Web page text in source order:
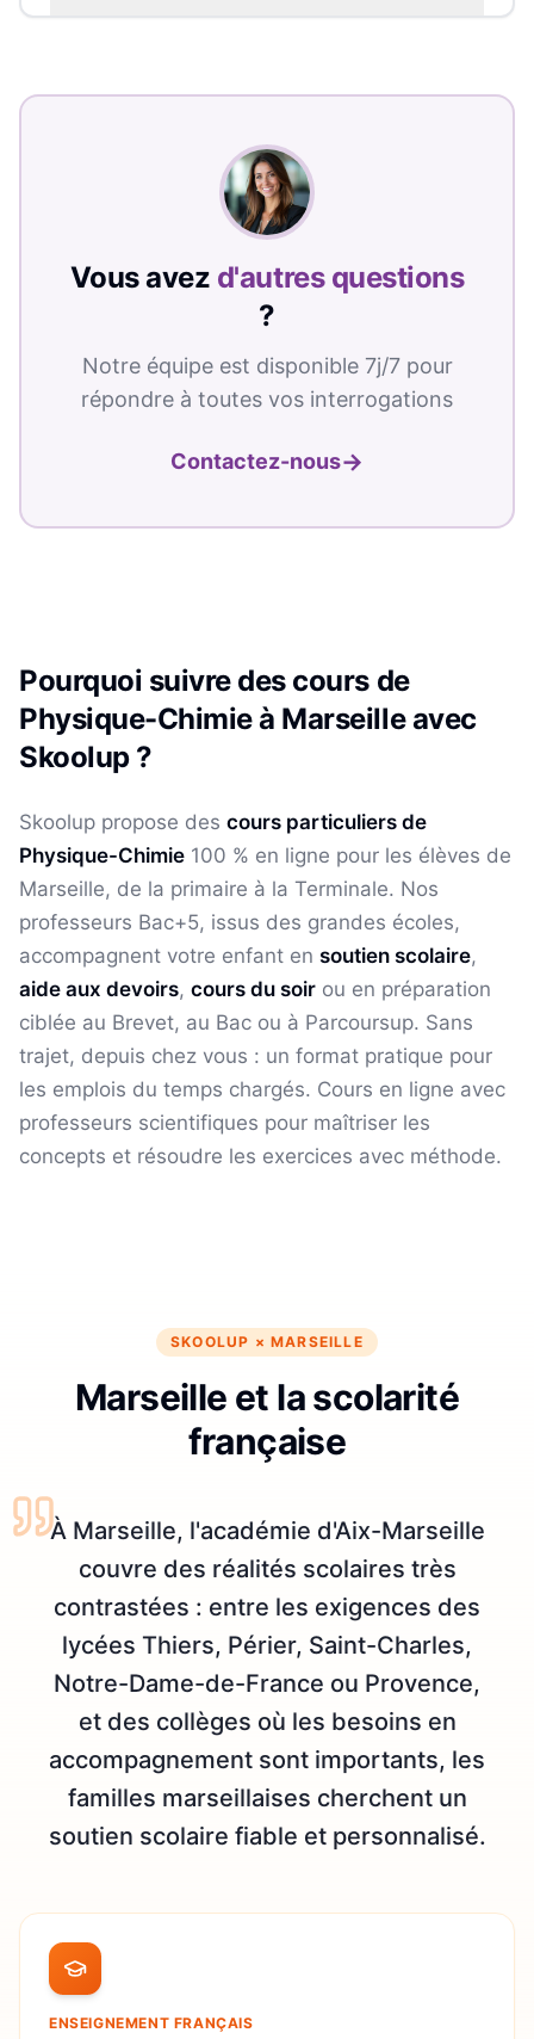
Vous avez d'autres questions
?
Notre équipe est disponible 7j/7 pour
répondre à toutes vos interrogations
Contactez-nous→
Pourquoi suivre des cours de
Physique-Chimieà Marseilleavec
Skoolup ?
Skoolup propose des cours particuliers de
Physique-Chimie 100 % en ligne pour les élèves de
Marseille, de la primaire à la Terminale. Nos
professeurs Bac+5, issus des grandes écoles,
accompagnent votre enfant en soutien scolaire,
aide aux devoirs, cours du soir ou en préparation
ciblée au Brevet, au Bac ou à Parcoursup. Sans
trajet, depuis chez vous : un format pratique pour
les emplois du temps chargés. Cours en ligne avec
professeurs scientifiques pour maîtriser les
concepts et résoudre les exercices avec méthode.
SKOOLUP ×MARSEILLE
Marseille et la scolarité
française
À Marseille, l'académie d'Aix-Marseille
couvre des réalités scolaires très
contrastées : entre les exigences des
lycées Thiers, Périer, Saint-Charles,
Notre-Dame-de-France ou Provence,
et des collèges où les besoins en
accompagnement sont importants, les
familles marseillaises cherchent un
soutien scolaire fiable et personnalisé.
ENSEIGNEMENT FRANÇAIS